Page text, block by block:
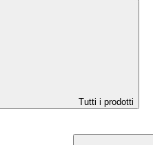
Tutti i prodotti